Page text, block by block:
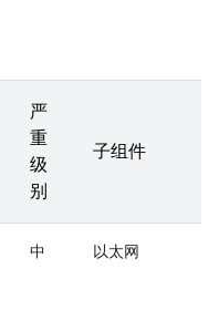
严
重
级
别
子组件
中 以太网